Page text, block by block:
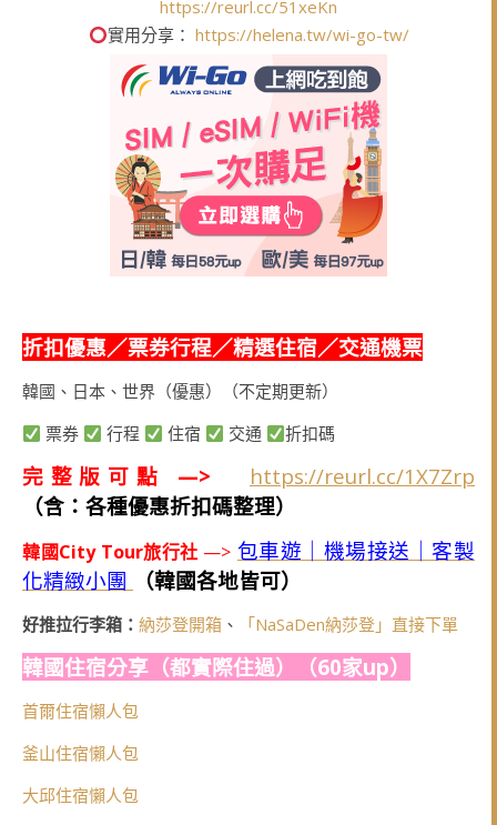
https://reurl.cc/51xeKn
實用分享： https://helena.tw/wi-go-tw/
折扣優惠／票券行程／精選住宿／交通機票
韓國、日本、世界（優惠）（不定期更新）
票券
行程 住宿 交通 折扣碼
完整版可點 —>
https://reurl.cc/1X7Zrp
（含：各種優惠折扣碼整理）
韓國City Tour旅行社 —> 包車遊｜機場接送｜客製
化精緻小團
（韓國各地皆可）
好推拉行李箱： 納莎登開箱 、 「NaSaDen納莎登」直接下單
韓國住宿分享（都實際住過）（60家up）
首爾住宿懶人包
釜山住宿懶人包
大邱住宿懶人包